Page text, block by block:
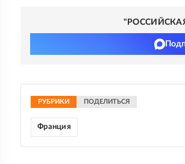
"РОССИЙСКАЯ
РУБРИКИ ПОДЕЛИТЬСЯ
Франция